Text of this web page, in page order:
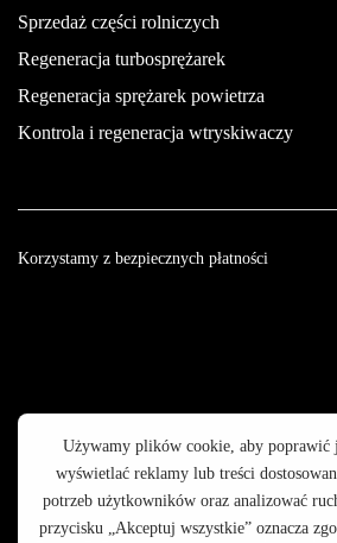
Sprzedaż części rolniczych
Regeneracja turbosprężarek
Regeneracja sprężarek powietrza
Kontrola i regeneracja wtryskiwaczy
© 2003 - 2025 GALOP - Wyposażenie
Korzystamy z bezpiecznych płatności